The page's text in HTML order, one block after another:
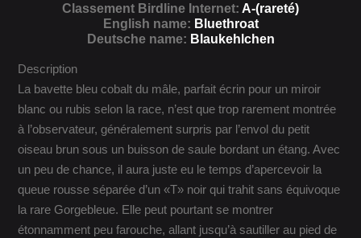
Classement Birdline Internet: A-(rareté)
English name: Bluethroat
Deutsche name: Blaukehlchen
Description
La bavette bleu cobalt du mâle, parfait écrin pour un miroir
blanc ou rubis selon la race, n’est que trop rarement montrée
à l’observateur, généralement surpris par l’envol du petit
oiseau brun sous un buisson de saule bordant un étang. Avec
un peu de chance, il aura juste eu le temps d’apercevoir la
queue rousse séparée d’un «T» noir qui trahit sans équivoque
la rare Gorgebleue. Elle peut pourtant se montrer
étonnamment peu farouche, allant jusqu’à sautiller au pied de